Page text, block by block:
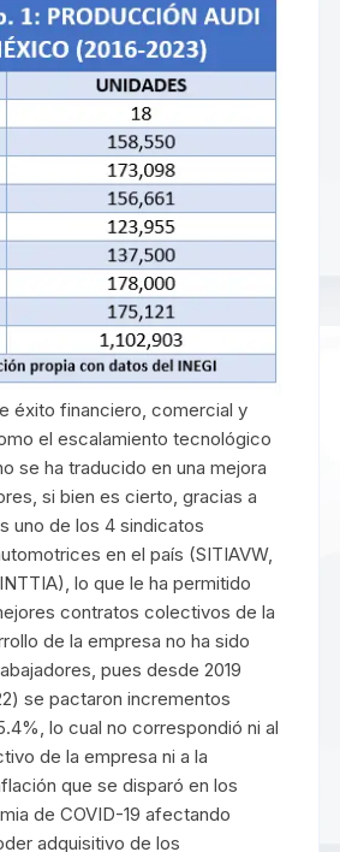
éxito financiero, comercial y
el escalamiento tecnológico
se ha traducido en una mejora
si bien es cierto, gracias a
uno de los 4 sindicatos
en el país (SITIAVW,
lo que le ha permitido
contratos colectivos de la
de la empresa no ha sido
pues desde 2019
se pactaron incrementos
lo cual no correspondió ni al
de la empresa ni a la
que se disparó en los
de COVID-19 afectando
adquisitivo de los